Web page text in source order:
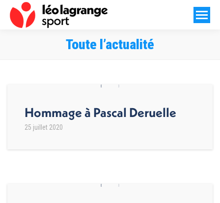
Toute l’actualité
Hommage à Pascal Deruelle
25 juillet 2020